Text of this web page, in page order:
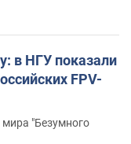
в НГУ показали
FPV-
мира "Безумного